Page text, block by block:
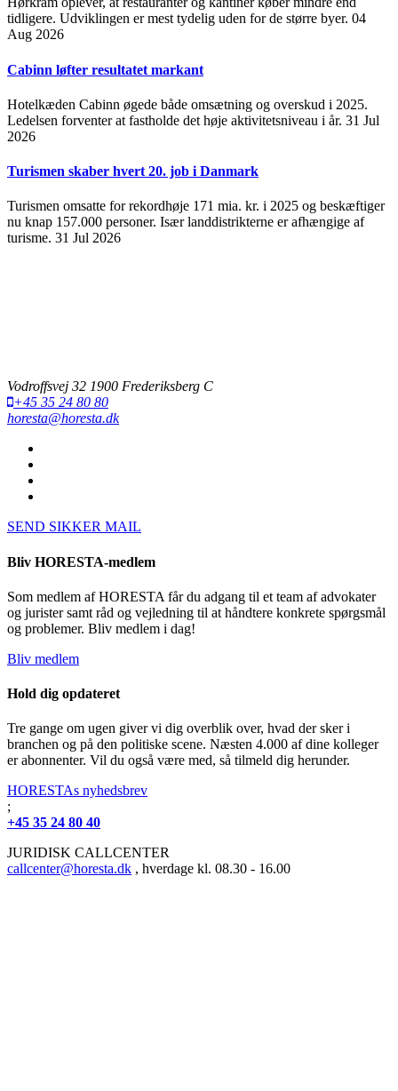
tidligere. Udviklingen er mest tydelig uden for de større byer. 04
Aug 2026
Cabinn løfter resultatet markant
Hotelkæden Cabinn øgede både omsætning og overskud i 2025.
Ledelsen forventer at fastholde det høje aktivitetsniveau i år. 31 Jul
2026
Turismen skaber hvert 20. job i Danmark
Turismen omsatte for rekordhøje 171 mia. kr. i 2025 og beskæftiger
nu knap 157.000 personer. Især landdistrikterne er afhængige af
turisme. 31 Jul 2026
Vodroffsvej 32 1900 Frederiksberg C
+45 35 24 80 80
horesta@horesta.dk
SEND SIKKER MAIL
Bliv HORESTA-medlem
Som medlem af HORESTA får du adgang til et team af advokater
og jurister samt råd og vejledning til at håndtere konkrete spørgsmål
og problemer. Bliv medlem i dag!
Bliv medlem
Hold dig opdateret
Tre gange om ugen giver vi dig overblik over, hvad der sker i
branchen og på den politiske scene. Næsten 4.000 af dine kolleger
er abonnenter. Vil du også være med, så tilmeld dig herunder.
HORESTAs nyhedsbrev
;
+45 35 24 80 40
JURIDISK CALLCENTER
callcenter@horesta.dk , hverdage kl. 08.30 - 16.00